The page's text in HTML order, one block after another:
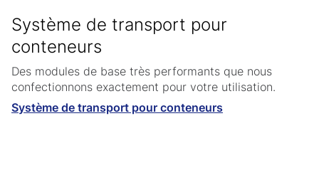
Système de transport pour
conteneurs
Des modules de base très performants que nous
confectionnons exactement pour votre utilisation.
Système de transport pour conteneurs